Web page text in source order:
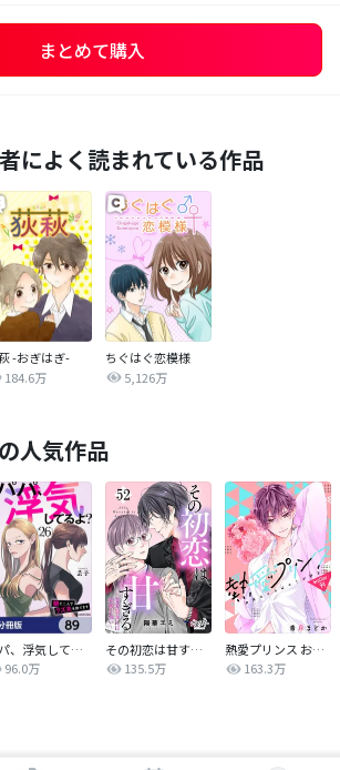
まとめて購入
によく読まれている作品
-おぎはぎ-
184.6万
ちぐはぐ恋模様
5,126万
人気作品
パパ、浮気してるよ？娘と二人でクズ夫を捨てます【分冊版】
96.0万
その初恋は甘すぎる～恋愛処女には刺激が強い～
135.5万
熱愛プリンス お兄ちゃんはキミが好き
163.3万